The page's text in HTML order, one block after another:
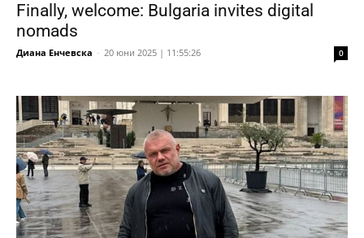
Finally, welcome: Bulgaria invites digital
nomads
Диана Енчевска - 20 юни 2025 | 11:55:26 0